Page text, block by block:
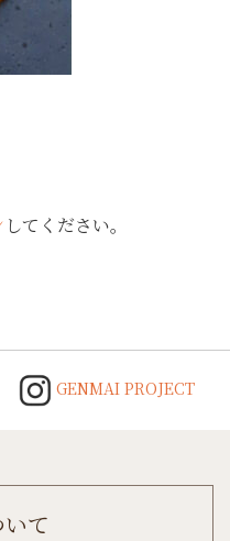
してください。
GENMAI PROJECT
て